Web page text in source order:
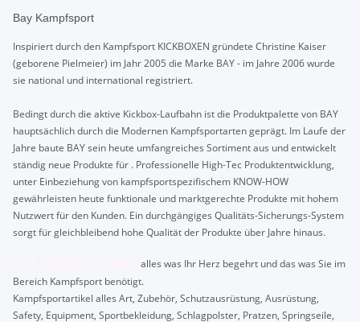
Bay Kampfsport
Inspiriert durch den Kampfsport KICKBOXEN gründete Christine Kaiser
(geborene Pielmeier) im Jahr 2005 die Marke BAY - im Jahre 2006 wurde
sie national und international registriert.
Bedingt durch die aktive Kickbox-Laufbahn ist die Produktpalette von BAY
hauptsächlich durch die Modernen Kampfsportarten geprägt. Im Laufe der
Jahre baute BAY sein heute umfangreiches Sortiment aus und entwickelt
ständig neue Produkte für . Professionelle High-Tec Produktentwicklung,
unter Einbeziehung von kampfsportspezifischem KNOW-HOW
gewährleisten heute funktionale und marktgerechte Produkte mit hohem
Nutzwert für den Kunden. Ein durchgängiges Qualitäts-Sicherungs-System
sorgt für gleichbleibend hohe Qualität der Produkte über Jahre hinaus.
alles was Ihr Herz begehrt und das was Sie im
Bereich Kampfsport benötigt.
Kampfsportartikel alles Art, Zubehör, Schutzausrüstung, Ausrüstung,
Safety, Equipment, Sportbekleidung, Schlagpolster, Pratzen, Springseile,